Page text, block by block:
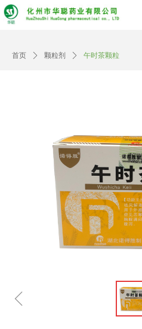
首页 ꄲ 颗粒剂 ꄲ 午时茶颗粒
ꁆ